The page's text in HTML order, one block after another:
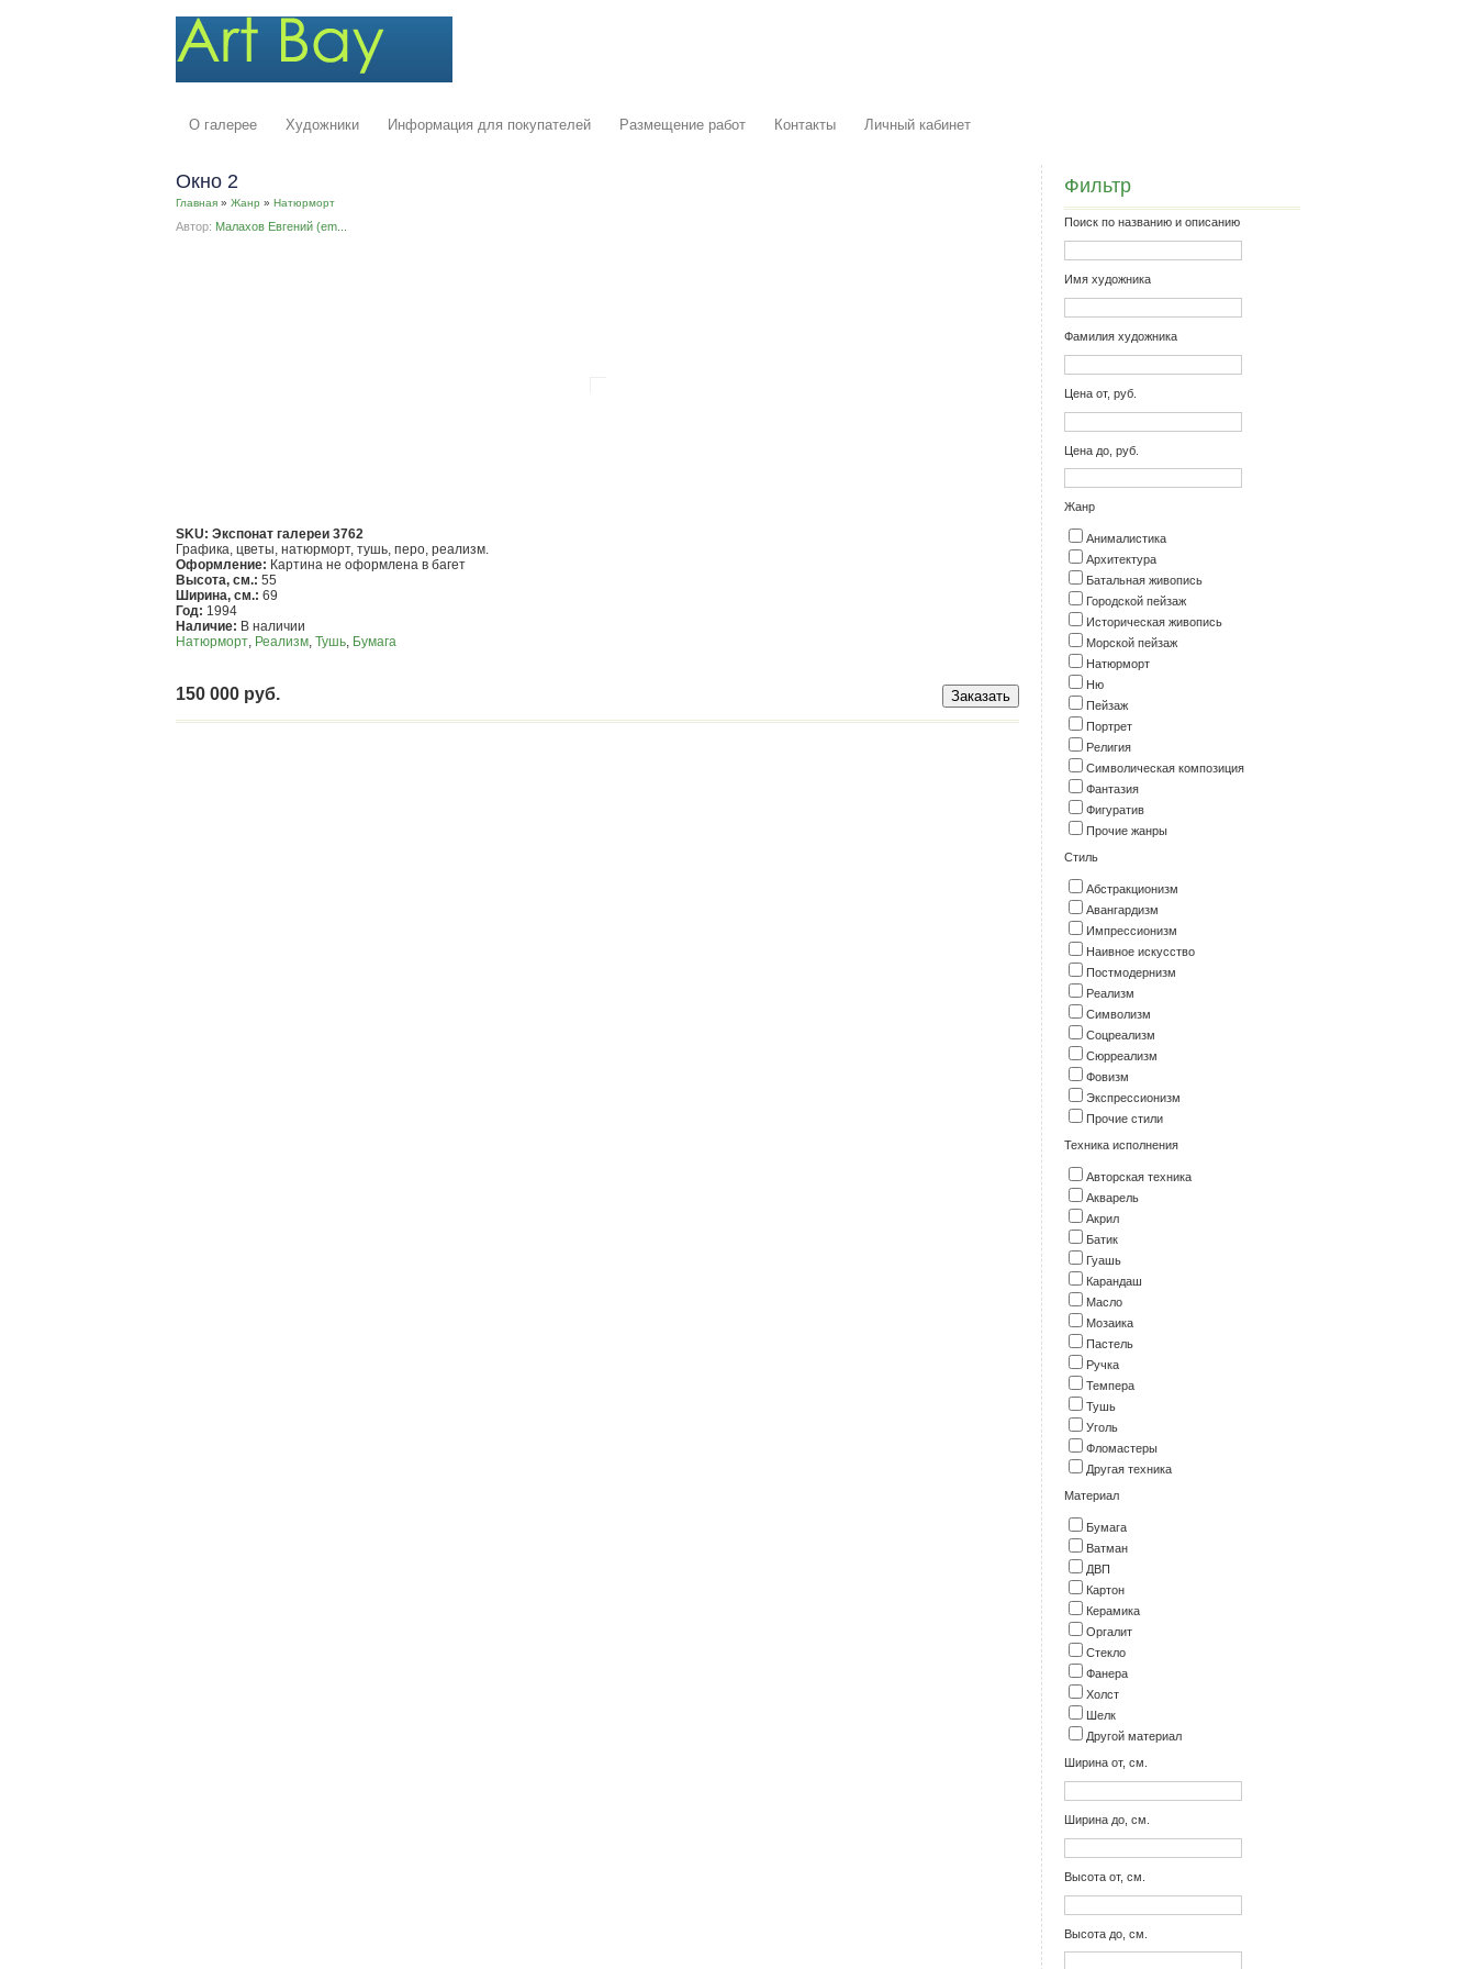
О галерее Художники Информация для покупателей Размещение работ Контакты Личный кабинет
Окно 2
Главная » Жанр » Натюрморт
Автор: Малахов Евгений (em...
SKU: Экспонат галереи 3762
Графика, цветы, натюрморт, тушь, перо, реализм.
Оформление: Картина не оформлена в багет
Высота, см.: 55
Ширина, см.: 69
Год: 1994
Наличие: В наличии
Натюрморт, Реализм, Тушь, Бумага
150 000 руб.
Фильтр
Поиск по названию и описанию
Имя художника
Фамилия художника
Цена от, руб.
Цена до, руб.
Жанр
Анималистика
Архитектура
Батальная живопись
Городской пейзаж
Историческая живопись
Морской пейзаж
Натюрморт
Ню
Пейзаж
Портрет
Религия
Символическая композиция
Фантазия
Фигуратив
Прочие жанры
Стиль
Абстракционизм
Авангардизм
Импрессионизм
Наивное искусство
Постмодернизм
Реализм
Символизм
Соцреализм
Сюрреализм
Фовизм
Экспрессионизм
Прочие стили
Техника исполнения
Авторская техника
Акварель
Акрил
Батик
Гуашь
Карандаш
Масло
Мозаика
Пастель
Ручка
Темпера
Тушь
Уголь
Фломастеры
Другая техника
Материал
Бумага
Ватман
ДВП
Картон
Керамика
Оргалит
Стекло
Фанера
Холст
Шелк
Другой материал
Ширина от, см.
Ширина до, см.
Высота от, см.
Высота до, см.